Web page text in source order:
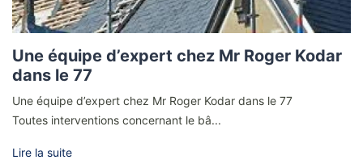
Une équipe d’expert chez Mr Roger Kodar
dans le 77
Une équipe d’expert chez Mr Roger Kodar dans le 77
Toutes interventions concernant le bâ...
Lire la suite